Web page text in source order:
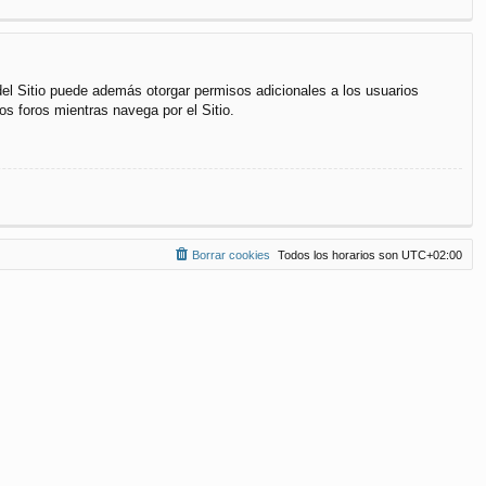
Sitio puede además otorgar permisos adicionales a los usuarios
foros mientras navega por el Sitio.
Todos los horarios son UTC+02:00
Borrar cookies